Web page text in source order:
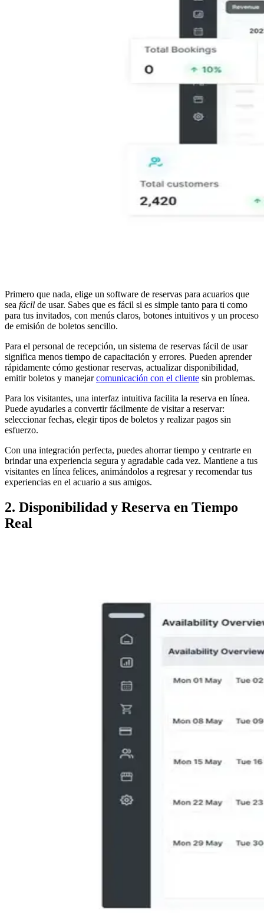
Primero que nada, elige un software de reservas para acuarios que
sea fácil de usar. Sabes que es fácil si es simple tanto para ti como
para tus invitados, con menús claros, botones intuitivos y un proceso
de emisión de boletos sencillo.
Para el personal de recepción, un sistema de reservas fácil de usar
significa menos tiempo de capacitación y errores. Pueden aprender
rápidamente cómo gestionar reservas, actualizar disponibilidad,
emitir boletos y manejarcomunicación con el cliente sin problemas.
Para los visitantes, una interfaz intuitiva facilita la reserva en línea.
Puede ayudarles a convertir fácilmente de visitar a reservar:
seleccionar fechas, elegir tipos de boletos y realizar pagos sin
esfuerzo.
Con una integración perfecta, puedes ahorrar tiempo y centrarte en
brindar una experiencia segura y agradable cada vez. Mantiene a tus
visitantes en línea felices, animándolos a regresar y recomendar tus
experiencias en el acuario a sus amigos.
2. Disponibilidad y Reserva en Tiempo
Real